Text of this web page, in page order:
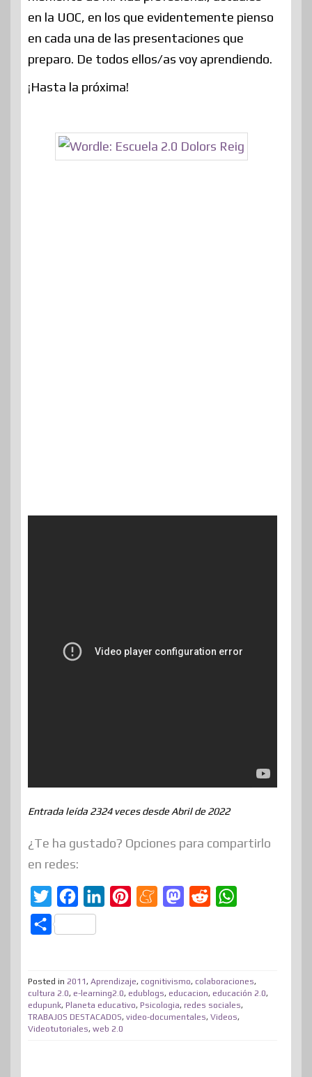
en la UOC, en los que evidentemente pienso
en cada una de las presentaciones que
preparo. De todos ellos/as voy aprendiendo.
¡Hasta la próxima!
Entrada leída 2324 veces desde Abril de 2022
¿Te ha gustado? Opciones para compartirlo
en redes:
w
t
e
r
a
c
b
o
o
e
d
I
e
r
e
M
a
m
e
M
o
d
o
i
t
s
A
p
C
p
a
r
Posted in 2011 , Aprendizaje, cognitivismo, colaboraciones,
cultura 2.0, e-learning2.0, edublogs, educacion, educación 2.0,
edupunk, Planeta educativo, Psicologia, redes sociales,
TRABAJOS DESTACADOS, video-documentales, Videos,
Videotutoriales, web 2.0